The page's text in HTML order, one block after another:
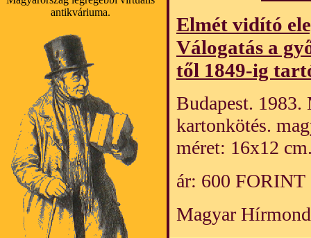
antikváriuma.
Elmét vidító
Válogatás a
től 1849-ig
Budapest. 1983.
kartonkötés.
méret: 16x12
ár: 600 FORINT
Magyar